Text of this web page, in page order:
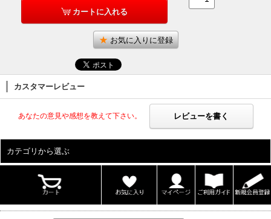
カートに入れる
お気に入りに登録
カスタマーレビュー
あなたの意見や感想を教えて下さい。 レビューを書く
カテゴリから選ぶ
女性写真集